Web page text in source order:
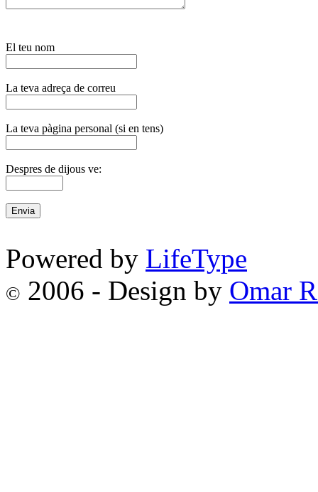
El teu nom
La teva adreça de correu
La teva pàgina personal (si en tens)
Despres de dijous ve:
Powered by LifeType
© 2006 - Design by Omar